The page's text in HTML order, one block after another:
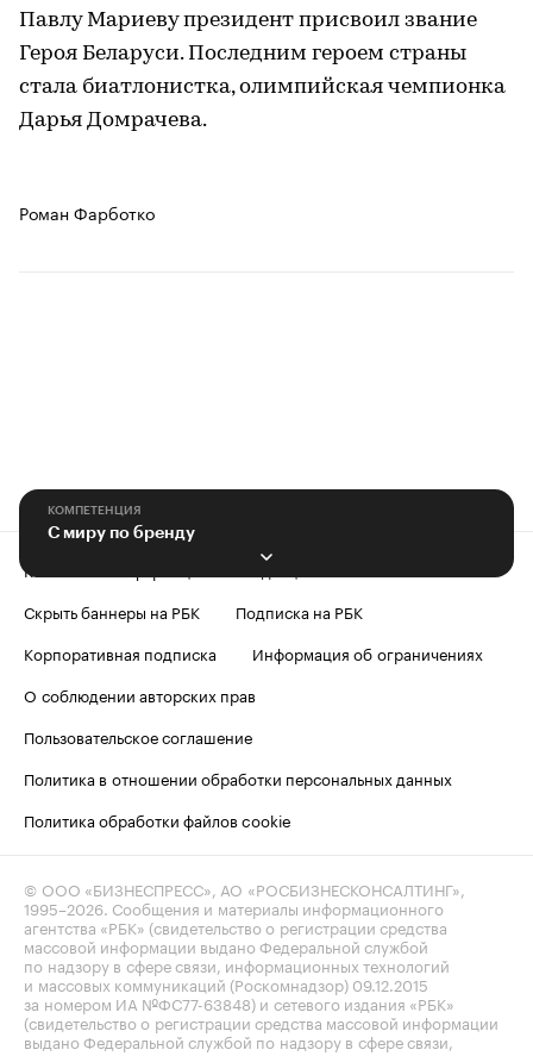
Павлу Мариеву президент присвоил звание
Героя Беларуси. Последним героем страны
стала биатлонистка, олимпийская чемпионка
Дарья Домрачева.
Роман Фарботко
КОМПЕТЕНЦИЯ
С миру по бренду
Контактная информация
Редакция
Скрыть баннеры на РБК
Подписка на РБК
Корпоративная подписка
Информация об ограничениях
О соблюдении авторских прав
Пользовательское соглашение
Политика в отношении обработки персональных данных
Политика обработки файлов cookie
© ООО «БИЗНЕСПРЕСС», АО «РОСБИЗНЕСКОНСАЛТИНГ»,
1995–2026 . Сообщения и материалы информационного
агентства «РБК» (свидетельство о регистрации средства
массовой информации выдано Федеральной службой
по надзору в сфере связи, информационных технологий
и массовых коммуникаций (Роскомнадзор) 09.12.2015
за номером ИА №ФС77-63848) и сетевого издания «РБК»
(свидетельство о регистрации средства массовой информации
выдано Федеральной службой по надзору в сфере связи,